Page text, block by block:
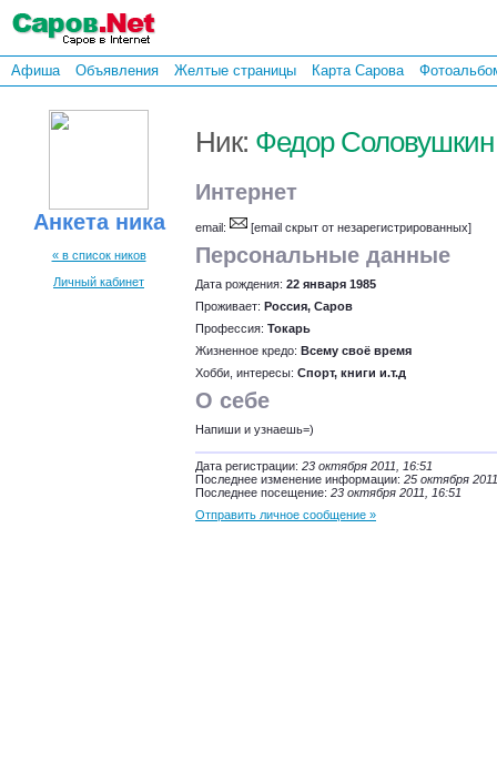
Афиша Объявления Желтые страницы Карта Сарова
Анкета ника
« в список ников
Личный кабинет
Ник: Федор Соловушкин
Интернет
email: [email скрыт от незарегистрированных]
Персональные данные
Дата рождения: 22 января 1985
Проживает: Россия, Саров
Профессия: Токарь
Жизненное кредо: Всему своё время
Хобби, интересы: Спорт, книги и.т.д
О себе
Напиши и узнаешь=)
Дата регистрации: 23 октября 2011, 16:51
Последнее изменение информации: 25 октября
Последнее посещение: 23 октября 2011, 16:51
Отправить личное сообщение »